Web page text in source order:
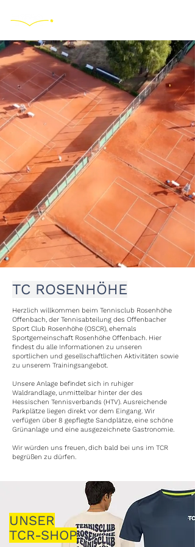
TC ROSENHÖHE
Herzlich willkommen beim Tennisclub Rosenhöhe
Offenbach, der Tennisabteilung des Offenbacher
Sport Club Rosenhöhe (OSCR), ehemals
Sportgemeinschaft Rosenhöhe Offenbach. Hier
findest du alle Informationen zu unseren
sportlichen und gesellschaftlichen Aktivitäten sowie
zu unserem Trainingsangebot.
Unsere Anlage befindet sich in ruhiger
Waldrandlage, unmittelbar hinter der des
Hessischen Tennisverbands (HTV). Ausreichende
Parkplätze liegen direkt vor dem Eingang. Wir
verfügen über 8 gepflegte Sandplätze, eine schöne
Grünanlage und eine ausgezeichnete Gastronomie.
Wir würden uns freuen, dich bald bei uns im TCR
begrüßen zu dürfen.
UNSER
TCR-SHOP